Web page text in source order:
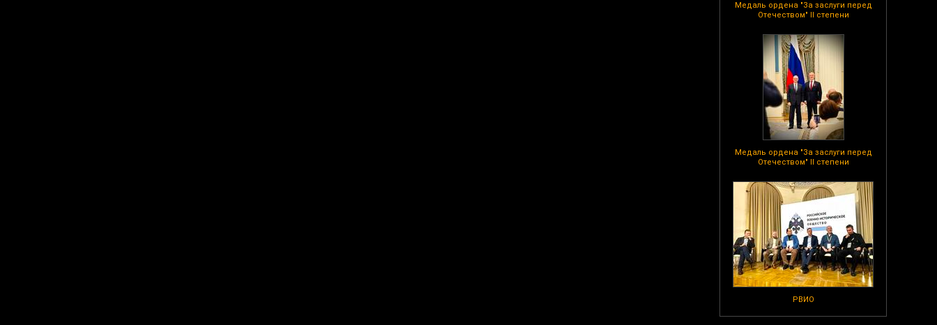
Медаль ордена "За заслуги перед
Отечеством" II степени
Медаль ордена "За заслуги перед
Отечеством" II степени
РВИО